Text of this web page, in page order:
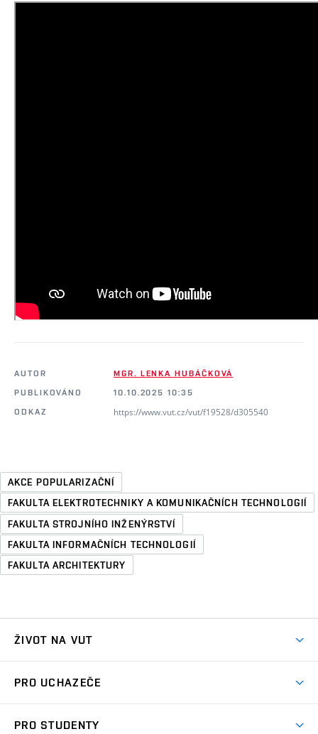
AUTOR
MGR. LENKA HUBÁČKOVÁ
PUBLIKOVÁNO
10.10.2025 10:35
ODKAZ
https://www.vut.cz/vut/f19528/d305540
AKCE POPULARIZAČNÍ
FAKULTA ELEKTROTECHNIKY A KOMUNIKAČNÍCH TECHNOLOGIÍ
FAKULTA STROJNÍHO INŽENÝRSTVÍ
FAKULTA INFORMAČNÍCH TECHNOLOGIÍ
FAKULTA ARCHITEKTURY
ŽIVOT NA VUT
Koleje
PRO UCHAZEČE
PRO STUDENTY